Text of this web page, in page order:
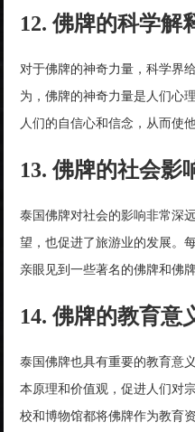
12. 佛牌的科学解
对于佛牌的神奇力量，科学界
为，佛牌的神奇力量是人们心
人们的自信心和信念，从而使
13. 佛牌的社会影
泰国佛牌对社会的影响非常深
望，也促进了旅游业的发展。
亲眼见到一些著名的佛牌和佛牌
14. 佛牌的教育意
泰国佛牌也具有重要的教育意
本原理和价值观，促进人们对
校和博物馆都将佛牌作为教育